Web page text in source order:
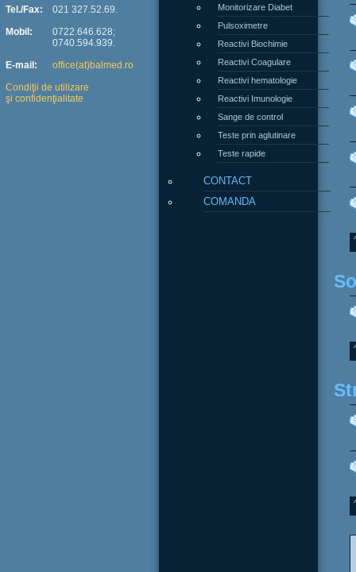
Monitorizare Diabet
Pulsoximetre
Reactivi Biochimie
Reactivi Coagulare
Reactivi hematologie
Reactivi Imunologie
Sange de control
Teste prin aglutinare
Teste rapide
CONTACT
COMANDA
Tel./Fax:
Mobil:
E-mail:
021 327.52.69.
0722.646.628;
0740.594.939.
office(at)balmed.ro
Condiţii de utilizare
şi confidenţialitate